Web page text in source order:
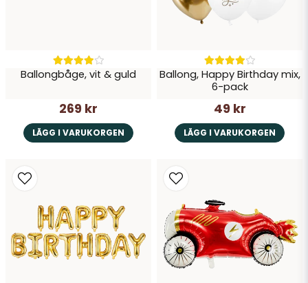
Ballongbåge, vit & guld
269 kr
LÄGG I VARUKORGEN
Ballong, Happy Birthday mix,
6-pack
49 kr
LÄGG I VARUKORGEN